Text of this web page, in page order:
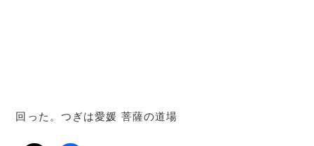
回った。つぎは愛媛 菩薩の道場